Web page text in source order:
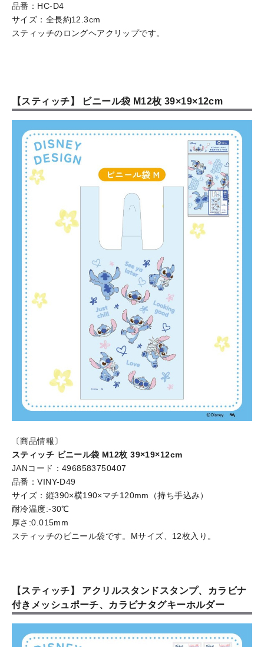
品番：HC-D4
サイズ：全長約12.3cm
スティッチのロングヘアクリップです。
【スティッチ】 ビニール袋 М12枚 39×19×12cm
〔商品情報〕
スティッチ ビニール袋 М12枚 39×19×12cm
JANコード：4968583750407
品番：VINY-D49
サイズ：縦390×横190×マチ120mm（持ち手込み）
耐冷温度:-30℃
厚さ:0.015mm
スティッチのビニール袋です。Mサイズ、12枚入り。
【スティッチ】 アクリルスタンドスタンプ、カラビナ
付きメッシュポーチ、カラビナタグキーホルダー